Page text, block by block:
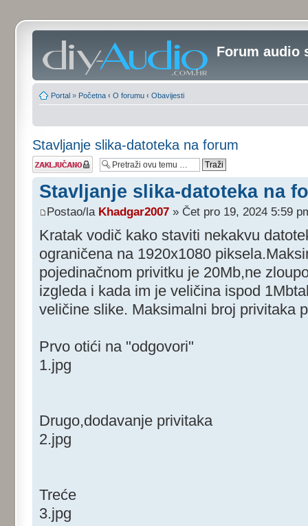
Forum audio
Portal » Početna ‹ O forumu ‹ Obavijesti
Stavljanje slika-datoteka na forum
Tema je
zaključana
Stavljanje slika-datoteka na
Postao/la Khadgar2007 » Čet pro 19, 2024 5:59
Kratak vodič kako staviti nekakvu
ograničena na 1920x1080
pojedinačnom privitku je 20Mb,ne
izgleda i kada im je veličina ispod
veličine slike. Maksimalni broj privitaka
Prvo otići na "odgovori"
1.jpg
Drugo,dodavanje privitaka
2.jpg
Treće
3.jpg